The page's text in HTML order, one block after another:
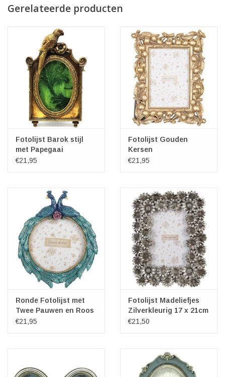
Gerelateerde producten
Fotolijst Barok stijl
met Papegaai
€21,95
Fotolijst Gouden
Kersen
€21,95
Ronde Fotolijst met
Twee Pauwen en Roos
€21,95
Fotolijst Madeliefjes
Zilverkleurig 17 x 21cm
€21,50